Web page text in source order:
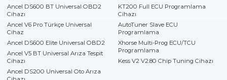
Ancel DS600 BT Universal OBD2
Cihazı
Ancel V6 Pro Türkçe Universal
Cihaz
Ancel DS600 Elite Universal OBD2
Ancel V5 BT Universal Arıza Tespit
Cihazı
Ancel DS200 Universal Oto Arıza
KT200 Full ECU Programlama
Cihazı
AutoTuner Slave ECU
Programlama
Xhorse Multi-Prog ECU/TCU
Programlama
Kess V2 V2.80 Chip Tuning Cihazı